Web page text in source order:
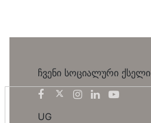
ჩვენი სოციალური ქსელი
UG